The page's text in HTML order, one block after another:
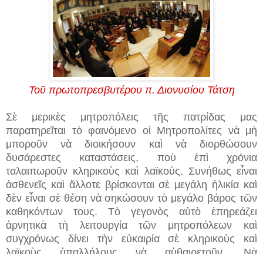
Τοῦ πρωτοπρεσβυτέρου π. Διονυσίου Τάτση
Σὲ μερικὲς μητροπόλεις τῆς πατρίδας μας
παρατηρεῖται τὸ φαινόμενο οἱ Μητροπολίτες νὰ μὴ
μποροῦν νὰ διοικήσουν καὶ νὰ διορθώσουν
δυσάρεστες καταστάσεις, ποὺ ἐπὶ χρόνια
ταλαιπωροῦν κληρικοὺς καὶ λαϊκούς. Συνήθως εἶναι
ἀσθενεῖς καὶ ἄλλοτε βρίσκονται σὲ μεγάλη ἡλικία καὶ
δὲν εἶναι σὲ θέση νὰ σηκώσουν τὸ μεγάλο βάρος τῶν
καθηκόντων τους. Τὸ γεγονὸς αὐτὸ ἐπηρεάζει
ἀρνητικὰ τὴ λειτουργία τῶν μητροπόλεων καὶ
συγχρόνως δίνει τὴν εὐκαιρία σὲ κληρικοὺς καὶ